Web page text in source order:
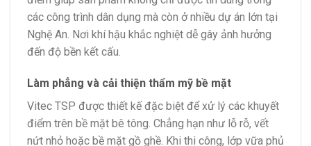
các công trình dân dụng mà còn ở nhiều dự án lớn tại
Nghệ An. Nơi khí hậu khắc nghiệt dễ gây ảnh hưởng
đến độ bền kết cấu.
Làm phẳng và cải thiện thẩm mỹ bề mặt
Vitec TSP được thiết kế đặc biệt để xử lý các khuyết
điểm trên bề mặt bê tông. Chẳng hạn như lỗ rỗ, vết
nứt nhỏ hoặc bề mặt gồ ghề. Khi thi công, lớp vữa phủ